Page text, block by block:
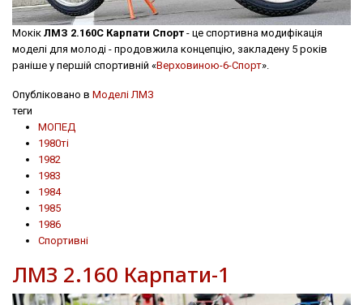
Мокік ЛМЗ 2.160С Карпати Спорт - це спортивна модифікація
моделі для молоді - продовжила концепцію, закладену 5 років
раніше у першій спортивній «Верховиною-6-Спорт».
Опубліковано в Моделі ЛМЗ
теги
МОПЕД
1980ті
1982
1983
1984
1985
1986
Спортивні
ЛМЗ 2.160 Карпати-1